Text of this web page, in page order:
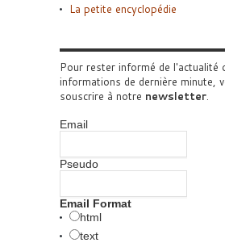
La petite encyclopédie
Pour rester informé de l'actualité
informations de dernière minute,
souscrire à notre newsletter.
Email
Pseudo
Email Format
html
text